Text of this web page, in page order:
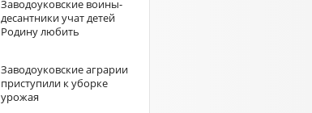
Заводоуковские воины-
десантники учат детей
Родину любить
Заводоуковские аграрии
приступили к уборке
урожая